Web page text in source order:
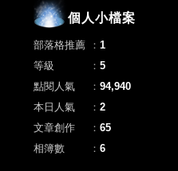
個人小檔案
部落格推薦 ： 1
等級
： 5
點閱人氣
： 94,940
本日人氣
： 2
文章創作
： 65
相簿數
： 6